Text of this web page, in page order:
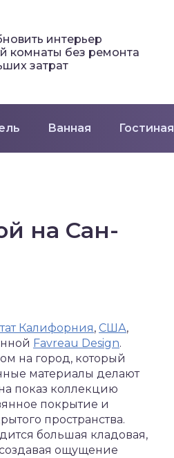
интерьер
комнаты без ремонта
затрат
Ванная Гостиная
на Сан-
Калифорния, США,
Favreau Design.
на город, который
материалы делают
показ коллекцию
покрытие и
пространства.
большая кладовая,
ощущение